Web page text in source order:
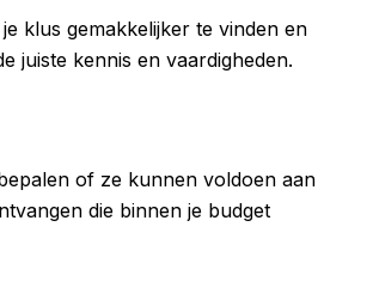
klus gemakkelijker te vinden en
juiste kennis en vaardigheden.
of ze kunnen voldoen aan
die binnen je budget